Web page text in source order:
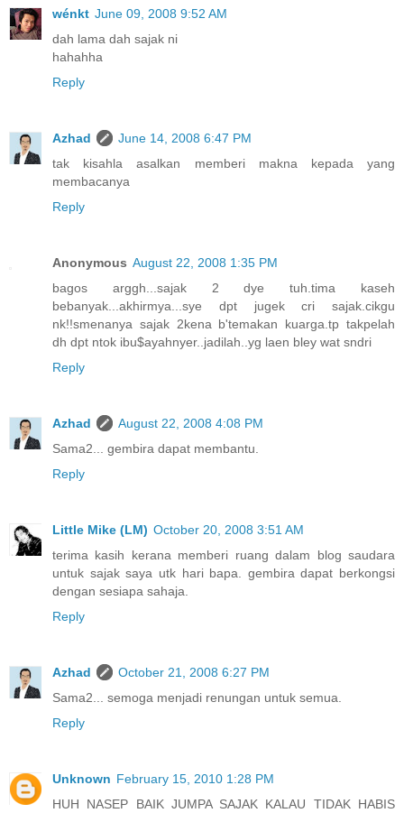
wénkt June 09, 2008 9:52 AM
dah lama dah sajak ni
hahahha
Reply
Azhad
June 14, 2008 6:47 PM
tak kisahla asalkan memberi makna kepada yang
membacanya
Reply
Anonymous August 22, 2008 1:35 PM
bagos arggh...sajak 2 dye tuh.tima kaseh
bebanyak...akhirmya...sye dpt jugek cri sajak.cikgu
nk!!smenanya sajak 2kena b'temakan kuarga.tp takpelah
dh dpt ntok ibu$ayahnyer..jadilah..yg laen bley wat sndri
Reply
Azhad
August 22, 2008 4:08 PM
Sama2... gembira dapat membantu.
Reply
Little Mike (LM) October 20, 2008 3:51 AM
terima kasih kerana memberi ruang dalam blog saudara
untuk sajak saya utk hari bapa. gembira dapat berkongsi
dengan sesiapa sahaja.
Reply
Azhad
October 21, 2008 6:27 PM
Sama2... semoga menjadi renungan untuk semua.
Reply
Unknown February 15, 2010 1:28 PM
HUH NASEP BAIK JUMPA SAJAK KALAU TIDAK HABIS